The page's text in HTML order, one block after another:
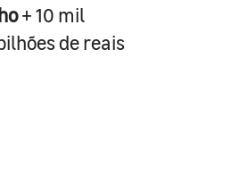
+ 10 mil
de reais